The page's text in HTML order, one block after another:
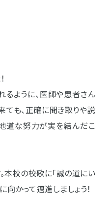
ように、医師や患者さん
ても、正確に聞き取りや説
道な努力が実を結んだこ
校の校歌に「誠の道にい
向かって邁進しましょう！